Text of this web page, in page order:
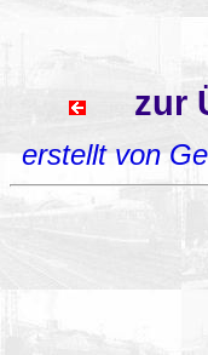
zur
erstellt von